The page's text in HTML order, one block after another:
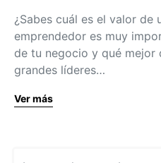
¿Sabes cuál es el valor de
emprendedor es muy
de tu negocio y qué mejor
grandes líderes…
Ver más